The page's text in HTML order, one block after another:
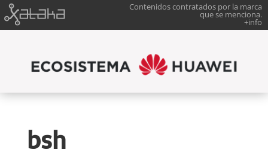
Contenidos contratados por la marca
que se menciona.
+info
bsh